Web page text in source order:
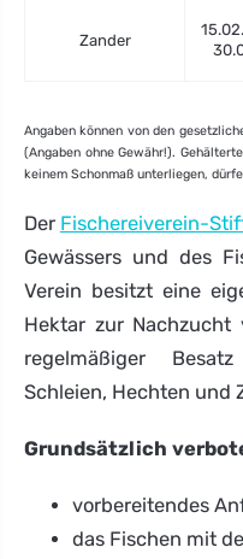
Zander
Angaben können von den
(Angaben ohne Gewähr!).
keinem Schonmaß unterliegen,
Der Fischereiverein-
Gewässers und des
Verein besitzt eine
Hektar zur Nachzucht
regelmäßiger
Schleien, Hechten und
Grundsätzlich
vorbereitendes
das Fischen mit